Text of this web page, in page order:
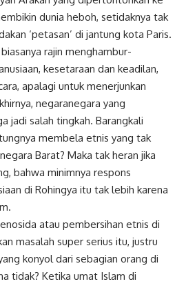
dunia heboh, setidaknya tak
‘petasan’ di jantung kota Paris.
rajin menghambur-
kesetaraan dan keadilan,
apalagi untuk menerjunkan
negaranegara yang
jadi salah tingkah. Barangkali
membela etnis yang tak
Barat? Maka tak heran jika
bahwa minimnya respons
di Rohingya itu tak lebih karena
atau pembersihan etnis di
masalah super serius itu, justru
konyol dari sebagian orang di
tidak? Ketika umat Islam di